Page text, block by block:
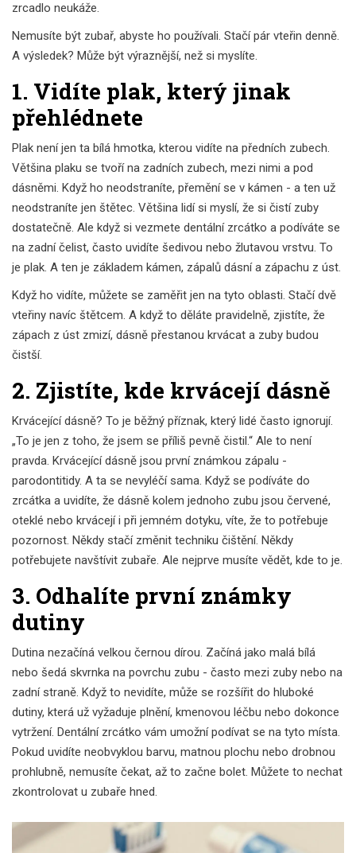
zrcadlo neukáže.
Nemusíte být zubař, abyste ho používali. Stačí pár vteřin denně.
A výsledek? Může být výraznější, než si myslíte.
1. Vidíte plak, který jinak
přehlédnete
Plak není jen ta bílá hmotka, kterou vidíte na předních zubech.
Většina plaku se tvoří na zadních zubech, mezi nimi a pod
dásněmi. Když ho neodstraníte, přemění se v kámen - a ten už
neodstraníte jen štětec. Většina lidí si myslí, že si čistí zuby
dostatečně. Ale když si vezmete dentální zrcátko a podíváte se
na zadní čelist, často uvidíte šedivou nebo žlutavou vrstvu. To
je plak. A ten je základem kámen, zápalů dásní a zápachu z úst.
Když ho vidíte, můžete se zaměřit jen na tyto oblasti. Stačí dvě
vteřiny navíc štětcem. A když to děláte pravidelně, zjistíte, že
zápach z úst zmizí, dásně přestanou krvácat a zuby budou
čistší.
2. Zjistíte, kde krvácejí dásně
Krvácející dásně? To je běžný příznak, který lidé často ignorují.
„To je jen z toho, že jsem se příliš pevně čistil.“ Ale to není
pravda. Krvácející dásně jsou první známkou zápalu -
parodontitidy. A ta se nevyléčí sama. Když se podíváte do
zrcátka a uvidíte, že dásně kolem jednoho zubu jsou červené,
oteklé nebo krvácejí i při jemném dotyku, víte, že to potřebuje
pozornost. Někdy stačí změnit techniku čištění. Někdy
potřebujete navštívit zubaře. Ale nejprve musíte vědět, kde to je.
3. Odhalíte první známky
dutiny
Dutina nezačíná velkou černou dírou. Začíná jako malá bílá
nebo šedá skvrnka na povrchu zubu - často mezi zuby nebo na
zadní straně. Když to nevidíte, může se rozšířit do hluboké
dutiny, která už vyžaduje plnění, kmenovou léčbu nebo dokonce
vytržení. Dentální zrcátko vám umožní podívat se na tyto místa.
Pokud uvidíte neobvyklou barvu, matnou plochu nebo drobnou
prohlubně, nemusíte čekat, až to začne bolet. Můžete to nechat
zkontrolovat u zubaře hned.